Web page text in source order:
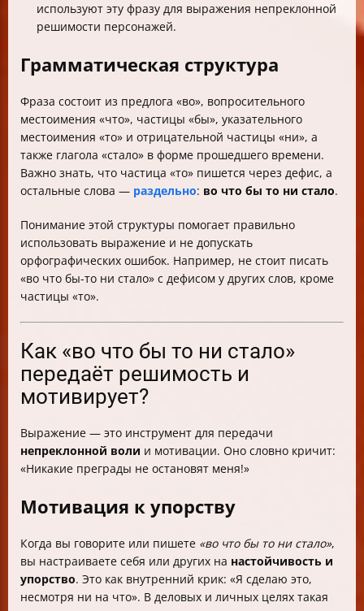
используют эту фразу для выражения непреклонной
решимости персонажей.
Грамматическая структура
Фраза состоит из предлога «во», вопросительного
местоимения «что», частицы «бы», указательного
местоимения «то» и отрицательной частицы «ни», а
также глагола «стало» в форме прошедшего времени.
Важно знать, что частица «то» пишется через дефис, а
остальные слова — раздельно: во что бы то ни стало.
Понимание этой структуры помогает правильно
использовать выражение и не допускать
орфографических ошибок. Например, не стоит писать
«во что бы-то ни стало» с дефисом у других слов, кроме
частицы «то».
Как «во что бы то ни стало»
передаёт решимость и
мотивирует?
Выражение — это инструмент для передачи
непреклонной воли и мотивации. Оно словно кричит:
«Никакие преграды не остановят меня!»
Мотивация к упорству
Когда вы говорите или пишете «во что бы то ни стало»,
вы настраиваете себя или других на настойчивость и
упорство. Это как внутренний крик: «Я сделаю это,
несмотря ни на что». В деловых и личных целях такая